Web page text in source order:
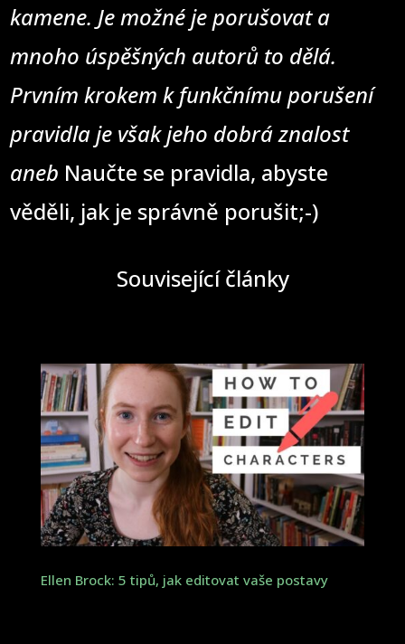
kamene. Je možné je porušovat a
mnoho úspěšných autorů to dělá.
Prvním krokem k funkčnímu porušení
pravidla je však jeho dobrá znalost
aneb Naučte se pravidla, abyste
věděli, jak je správně porušit;-)
Související články
Ellen Brock: 5 tipů, jak editovat vaše postavy